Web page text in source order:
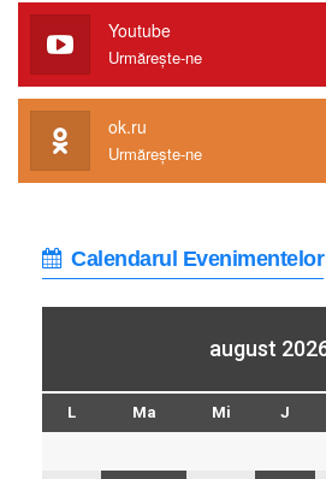
Youtube
Urmărește-ne
ok.ru
Urmărește-ne
Calendarul Evenimentelor
august
L Ma Mi J